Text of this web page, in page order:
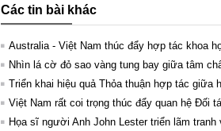
Các tin bài khác
Australia - Việt Nam thúc đẩy hợp tác khoa
Nhìn lá cờ đỏ sao vàng tung bay giữa tâm
Triển khai hiệu quả Thỏa thuận hợp tác giữa
Việt Nam rất coi trọng thúc đẩy quan hệ Đối
Họa sĩ người Anh John Lester triển lãm